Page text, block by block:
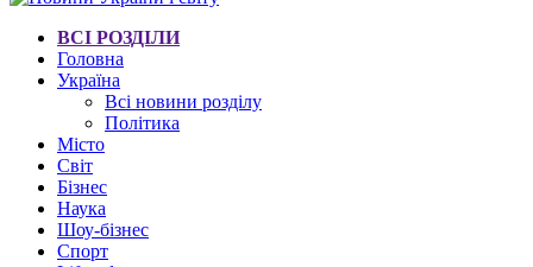
ВСІ РОЗДІЛИ
Головна
Україна
Всі новини розділу
Політика
Місто
Світ
Бізнес
Наука
Шоу-бізнес
Спорт